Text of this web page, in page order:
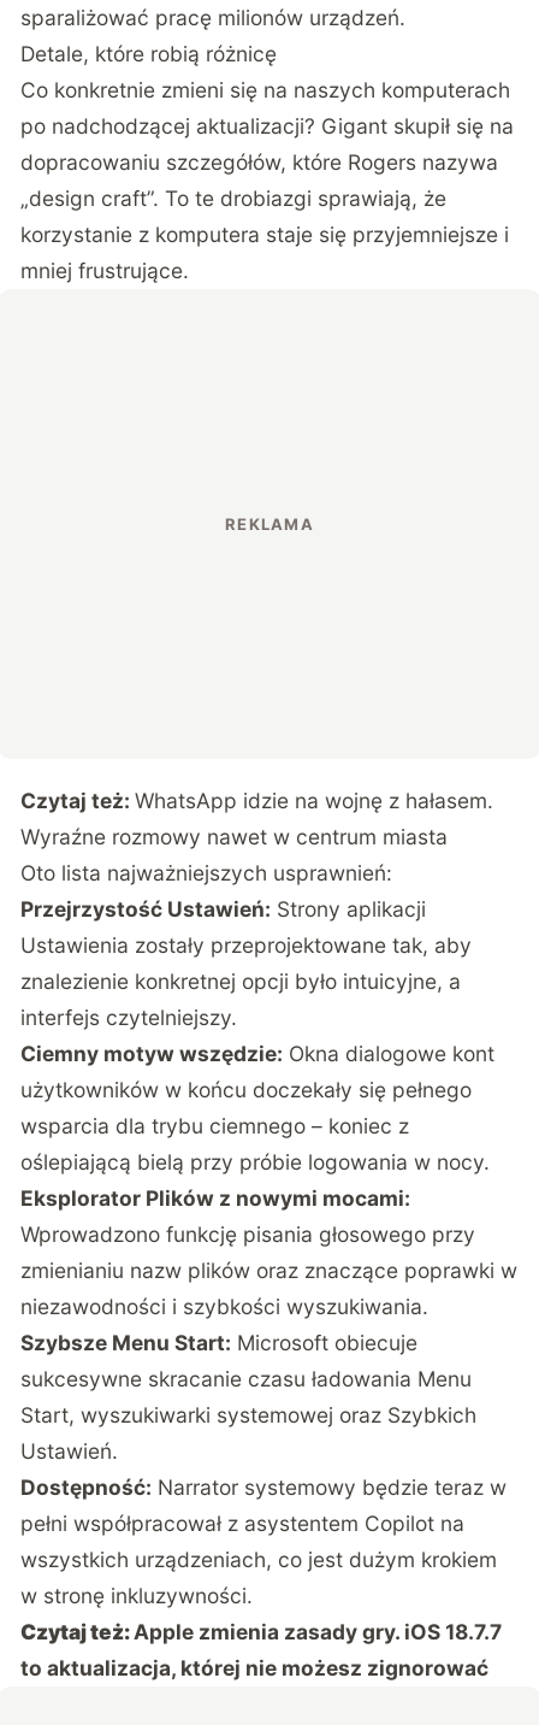
sparaliżować pracę milionów urządzeń.
Detale, które robią różnicę
Co konkretnie zmieni się na naszych komputerach
po nadchodzącej aktualizacji? Gigant skupił się na
dopracowaniu szczegółów, które Rogers nazywa
„design craft”. To te drobiazgi sprawiają, że
korzystanie z komputera staje się przyjemniejsze i
mniej frustrujące.
Czytaj też:WhatsApp idzie na wojnę z hałasem.
Wyraźne rozmowy nawet w centrum miasta
Oto lista najważniejszych usprawnień:
Przejrzystość Ustawień: Strony aplikacji
Ustawienia zostały przeprojektowane tak, aby
znalezienie konkretnej opcji było intuicyjne, a
interfejs czytelniejszy.
Ciemny motyw wszędzie: Okna dialogowe kont
użytkowników w końcu doczekały się pełnego
wsparcia dla trybu ciemnego – koniec z
oślepiającą bielą przy próbie logowania w nocy.
Eksplorator Plików z nowymi mocami:
Wprowadzono funkcję pisania głosowego przy
zmienianiu nazw plików oraz znaczące poprawki w
niezawodności i szybkości wyszukiwania.
Szybsze Menu Start: Microsoft obiecuje
sukcesywne skracanie czasu ładowania Menu
Start, wyszukiwarki systemowej oraz Szybkich
Ustawień.
Dostępność: Narrator systemowy będzie teraz w
pełni współpracował z asystentem Copilot na
wszystkich urządzeniach, co jest dużym krokiem
w stronę inkluzywności.
Czytaj też:Apple zmienia zasady gry. iOS 18.7.7
to aktualizacja, której nie możesz zignorować